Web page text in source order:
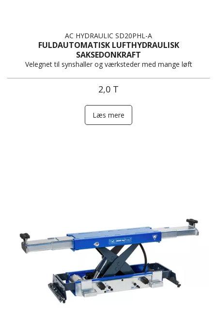
AC HYDRAULIC SD20PHL-A
FULDAUTOMATISK LUFTHYDRAULISK
SAKSEDONKRAFT
Velegnet til synshaller og værksteder med mange løft
2,0 T
Læs mere